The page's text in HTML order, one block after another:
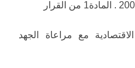
مع مراعاة الجهد